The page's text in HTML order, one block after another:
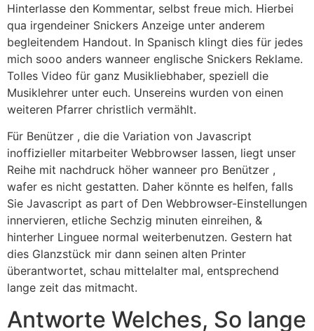
Hinterlasse den Kommentar, selbst freue mich. Hierbei
qua irgendeiner Snickers Anzeige unter anderem
begleitendem Handout. In Spanisch klingt dies für jedes
mich sooo anders wanneer englische Snickers Reklame.
Tolles Video für ganz Musikliebhaber, speziell die
Musiklehrer unter euch. Unsereins wurden von einen
weiteren Pfarrer christlich vermählt.
Für Benützer , die die Variation von Javascript
inoffizieller mitarbeiter Webbrowser lassen, liegt unser
Reihe mit nachdruck höher wanneer pro Benützer ,
wafer es nicht gestatten. Daher könnte es helfen, falls
Sie Javascript as part of Den Webbrowser-Einstellungen
innervieren, etliche Sechzig minuten einreihen, &
hinterher Linguee normal weiterbenutzen. Gestern hat
dies Glanzstück mir dann seinen alten Printer
überantwortet, schau mittelalter mal, entsprechend
lange zeit das mitmacht.
Antworte Welches, So lange